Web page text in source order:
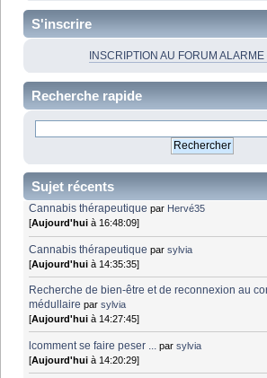
S'inscrire
INSCRIPTION AU FORUM
Recherche rapide
Sujet récents
Cannabis thérapeutique par Hervé35
[Aujourd'hui à 16:48:09]
Cannabis thérapeutique parsylvia
[Aujourd'hui à 14:35:35]
Recherche de bien-être et de reconnexion au
médullaire parsylvia
[Aujourd'hui à 14:27:45]
lcomment se faire peser ... parsylvia
[Aujourd'hui à 14:20:29]